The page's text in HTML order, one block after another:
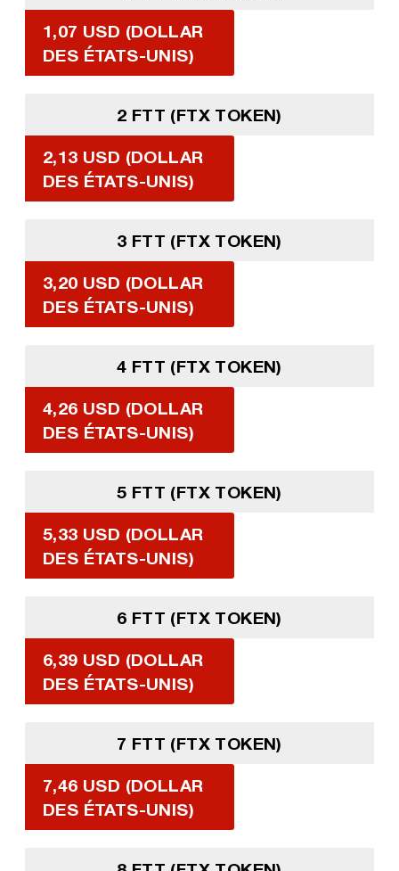
1,07 USD (DOLLAR
DES ÉTATS-UNIS)
2 FTT (FTX TOKEN)
2,13 USD (DOLLAR
DES ÉTATS-UNIS)
3 FTT (FTX TOKEN)
3,20 USD (DOLLAR
DES ÉTATS-UNIS)
4 FTT (FTX TOKEN)
4,26 USD (DOLLAR
DES ÉTATS-UNIS)
5 FTT (FTX TOKEN)
5,33 USD (DOLLAR
DES ÉTATS-UNIS)
6 FTT (FTX TOKEN)
6,39 USD (DOLLAR
DES ÉTATS-UNIS)
7 FTT (FTX TOKEN)
7,46 USD (DOLLAR
DES ÉTATS-UNIS)